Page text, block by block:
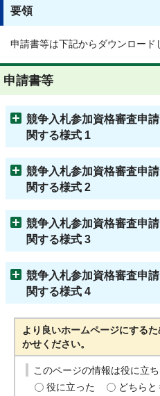
要領
申請書等は下記からダウンロード
申請書等
競争入札参加資格審査申
関する様式 1
競争入札参加資格審査申
関する様式 2
競争入札参加資格審査申
関する様式 3
競争入札参加資格審査申
関する様式 4
より良いホームページにする
かせください。
このページの情報は役に立
役に立った
どちら